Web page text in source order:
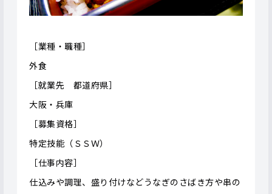
［業種・職種］
外食
［就業先 都道府県］
大阪・兵庫
［募集資格］
特定技能（ＳＳＷ）
［仕事内容］
仕込みや調理、盛り付けなどうなぎのさばき方や串の